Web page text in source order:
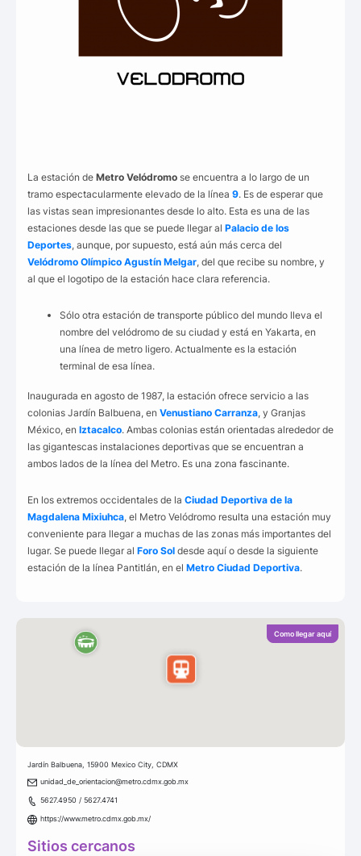
La estación de Metro Velódromo se encuentra a lo largo de un
tramo espectacularmente elevado de la línea 9. Es de esperar que
las vistas sean impresionantes desde lo alto. Esta es una de las
estaciones desde las que se puede llegar al Palacio de los
Deportes, aunque, por supuesto, está aún más cerca del
Velódromo Olímpico Agustín Melgar, del que recibe su nombre, y
al que el logotipo de la estación hace clara referencia.
Sólo otra estación de transporte público del mundo lleva el
nombre del velódromo de su ciudad y está en Yakarta, en
una línea de metro ligero. Actualmente es la estación
terminal de esa línea.
Inaugurada en agosto de 1987, la estación ofrece servicio a las
colonias Jardín Balbuena, en Venustiano Carranza, y Granjas
México, en Iztacalco. Ambas colonias están orientadas alrededor de
las gigantescas instalaciones deportivas que se encuentran a
ambos lados de la línea del Metro. Es una zona fascinante.
En los extremos occidentales de la Ciudad Deportiva de la
Magdalena Mixiuhca, el Metro Velódromo resulta una estación muy
conveniente para llegar a muchas de las zonas más importantes del
lugar. Se puede llegar al Foro Sol desde aquí o desde la siguiente
estación de la línea Pantitlán, en el Metro Ciudad Deportiva.
Como llegar aquí
Jardín Balbuena, 15900 Mexico City, CDMX
unidad_de_orientacion@metro.cdmx.gob.mx
5627.4950 / 5627.4741
https://www.metro.cdmx.gob.mx/
Sitios cercanos